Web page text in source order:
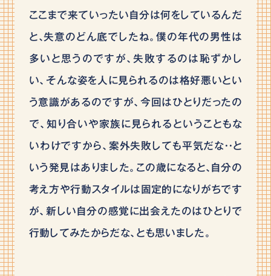
ここまで来ていったい自分は何をしているんだ
と､失意のどん底でしたね。僕の年代の男性は
多いと思うのですが、失敗するのは恥ずかし
い、そんな姿を人に見られるのは格好悪いとい
う意識があるのですが、今回はひとりだったの
で、知り合いや家族に見られるということもな
いわけですから、案外失敗しても平気だな・・と
いう発見はありました。この歳になると､自分の
考え方や行動スタイルは固定的になりがちです
が、新しい自分の感覚に出会えたのはひとりで
行動してみたからだな、とも思いました。